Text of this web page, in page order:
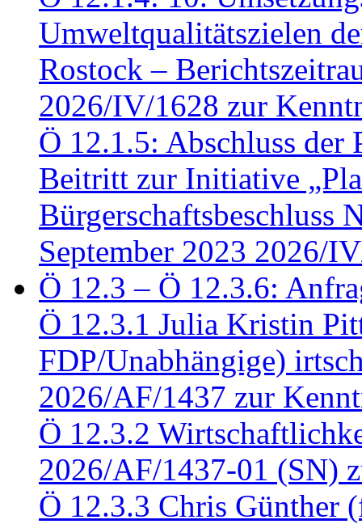
Umweltqualitätszielen
Rostock –
2026/IV/1628 zur
Ö 12.1.5: Abschluss der
Beitritt zur Initiative
Bürgerschaftsbeschluss
September 2023 2026/
Ö 12.3 – Ö 12.3.6:
Ö 12.3.1 Julia Kristin
FDP/Unabhängige)
2026/AF/1437 zur
Ö 12.3.2
2026/AF/1437-01 (SN)
Ö 12.3.3 Chris Günther